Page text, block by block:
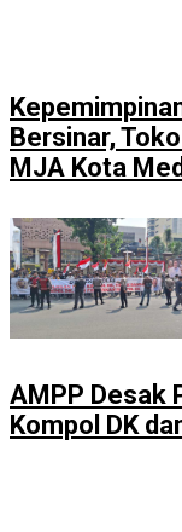
Bersinar,
MJA Kota
AMPP Desak
Kompol DK